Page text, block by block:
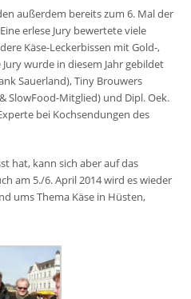
außerdem bereits zum 6. Mal der
erlese Jury bewertete viele
Käse-Leckerbissen mit Gold-,
wurde in diesem Jahr gebildet
Sauerland), Tiny Brouwers
SlowFood-Mitglied) und Dipl. Oek.
bei Kochsendungen des
hat, kann sich aber auf das
am 5./6. April 2014 wird es wieder
ums Thema Käse in Hüsten,